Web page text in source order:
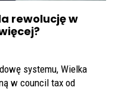
rewolucję w
systemu, Wielka
w council tax od